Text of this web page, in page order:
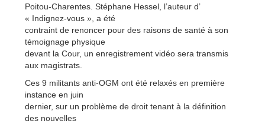
Poitou-Charentes. Stéphane Hessel, l’auteur d’
« Indignez-vous », a été
contraint de renoncer pour des raisons de santé à son
témoignage physique
devant la Cour, un enregistrement vidéo sera transmis
aux magistrats.
Ces 9 militants anti-OGM ont été relaxés en première
instance en juin
dernier, sur un problème de droit tenant à la définition
des nouvelles